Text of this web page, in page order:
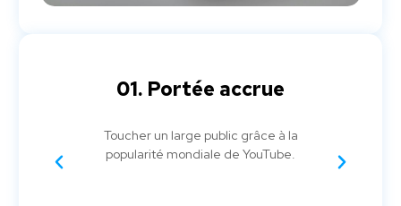
02. Engagement accru
Les vidéos captivent l'audience et
favorisent une interaction plus profonde